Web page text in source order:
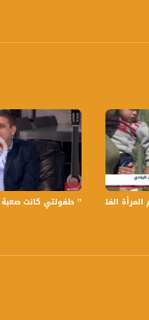
’’ طفولتي كانت صعبة وأنا أهرب
الفلسطينية وتؤكد على دورهن